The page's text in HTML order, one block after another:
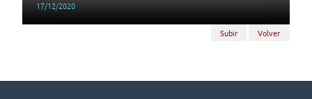
17/12/2020
Subir Volver